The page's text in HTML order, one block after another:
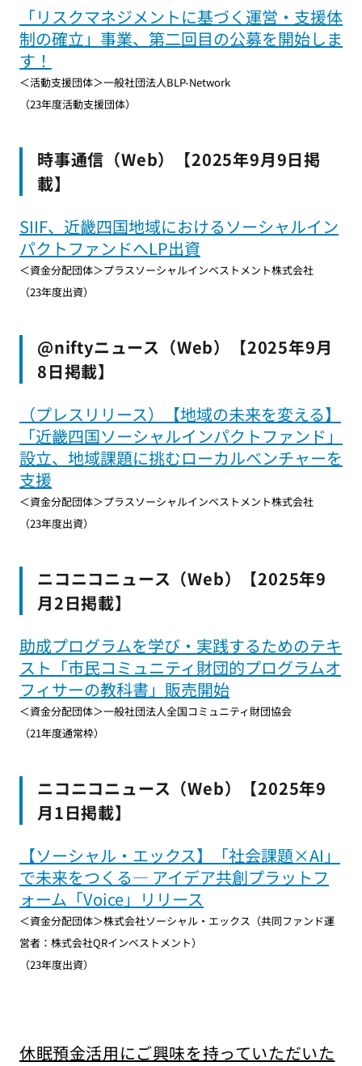
「リスクマネジメントに基づく運営・支援体
制の確立」事業、第二回目の公募を開始しま
す！
＜活動支援団体＞一般社団法人BLP-Network
（23年度活動支援団体）
時事通信（Web）【2025年9月9日掲
載】
SIIF、近畿四国地域におけるソーシャルイン
パクトファンドへLP出資
＜資金分配団体＞プラスソーシャルインベストメント株式会社
（23年度出資）
@niftyニュース（Web）【2025年9月
8日掲載】
（プレスリリース）【地域の未来を変える】
「近畿四国ソーシャルインパクトファンド」
設立、地域課題に挑むローカルベンチャーを
支援
＜資金分配団体＞プラスソーシャルインベストメント株式会社
（23年度出資）
ニコニコニュース（Web）【2025年9
月2日掲載】
助成プログラムを学び・実践するためのテキ
スト「市民コミュニティ財団的プログラムオ
フィサーの教科書」販売開始
＜資金分配団体＞一般社団法人全国コミュニティ財団協会
（21年度通常枠）
ニコニコニュース（Web）【2025年9
月1日掲載】
【ソーシャル・エックス】「社会課題×AI」
で未来をつくる― アイデア共創プラットフ
ォーム「Voice」リリース
＜資金分配団体＞株式会社ソーシャル・エックス（共同ファンド運
営者：株式会社QRインベストメント）
（23年度出資）
休眠預金活用にご興味を持っていただいた